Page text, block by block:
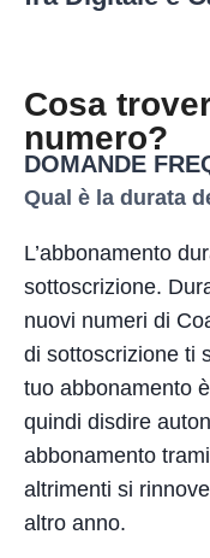
Cosa
numero?
DOMANDE
Qual è la durata
L’abbonamento
sottoscrizione.
nuovi numeri di
di sottoscrizione ti
tuo abbonamento
quindi disdire
abbonamento
altrimenti si
altro anno.